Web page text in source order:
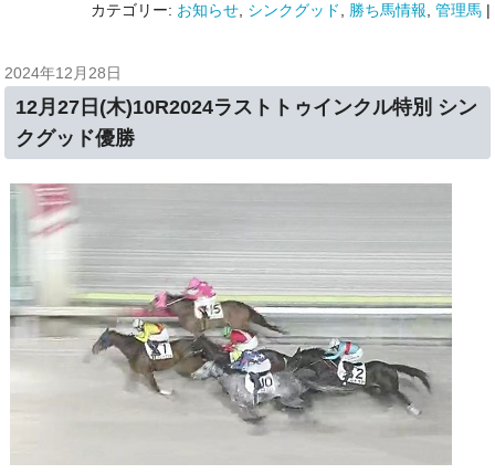
カテゴリー: お知らせ, シンクグッド 勝ち馬情報 管理馬|
2024年12月28日
12月27日(木)10R2024ラストトゥインクル特別 シン
クグッド優勝